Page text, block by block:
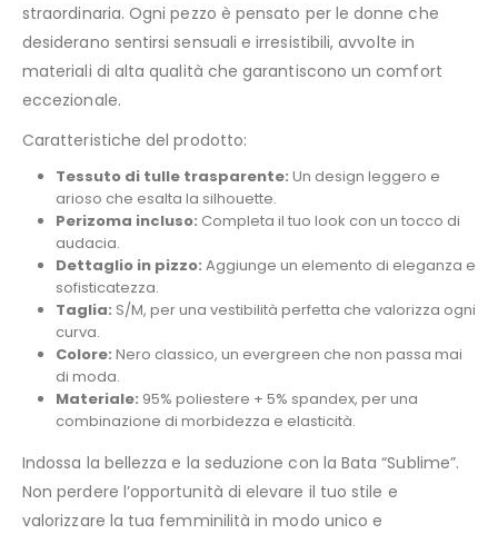
straordinaria. Ogni pezzo è pensato per le donne che
desiderano sentirsi sensuali e irresistibili, avvolte in
materiali di alta qualità che garantiscono un comfort
eccezionale.
Caratteristiche del prodotto:
Tessuto di tulle trasparente: Un design leggero e
arioso che esalta la silhouette.
Perizoma incluso: Completa il tuo look con un tocco di
audacia.
Dettaglio in pizzo: Aggiunge un elemento di eleganza e
sofisticatezza.
Taglia: S/M, per una vestibilità perfetta che valorizza ogni
curva.
Colore: Nero classico, un evergreen che non passa mai
di moda.
Materiale: 95% poliestere + 5% spandex, per una
combinazione di morbidezza e elasticità.
Indossa la bellezza e la seduzione con la Bata “Sublime”.
Non perdere l’opportunità di elevare il tuo stile e
valorizzare la tua femminilità in modo unico e